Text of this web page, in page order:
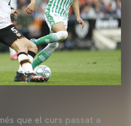
que el curs passat a